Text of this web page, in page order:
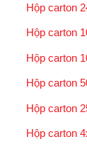
Hộp carton
Hộp carton
Hộp carton
Hộp carton
Hộp carton
Hộp carton